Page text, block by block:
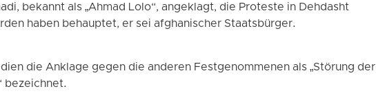
bekannt als „Ahmad Lolo“, angeklagt, die Proteste in Dehdasht
haben behauptet, er sei afghanischer Staatsbürger.
die Anklage gegen die anderen Festgenommenen als „Störung der
bezeichnet.